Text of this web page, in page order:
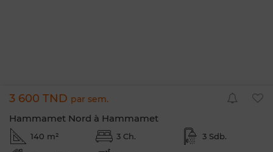
3 600 TND par sem.
Hammamet Nord à Hammamet
140 m² 3 Ch. 3 Sdb.